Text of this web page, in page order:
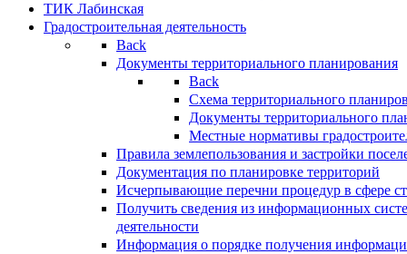
ТИК Лабинская
Градостроительная деятельность
Back
Документы территориального планирования
Back
Схема территориального
Документы территориального
Местные нормативы
Правила землепользования и застройки
Документация по планировке территорий
Исчерпывающие перечни процедур в сфере
Получить сведения из информационных
деятельности
Информация о порядке получения